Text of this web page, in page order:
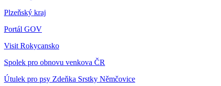
Plzeňský kraj
Portál GOV
Visit Rokycansko
Spolek pro obnovu venkova ČR
Útulek pro psy Zdeňka Srstky Němčovice